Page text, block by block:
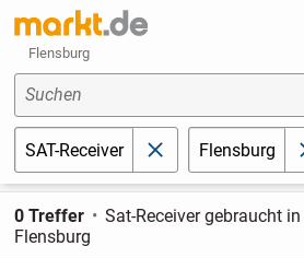
Flensburg
Suchen
SAT-Receiver schließenFlensburg
0 Treffer
Sat-Receiver gebraucht in
Flensburg